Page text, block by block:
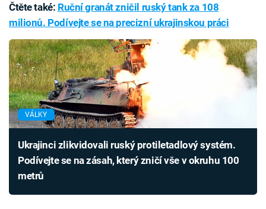
Čtěte také: Ruční granát zničil ruský tank za 108
milionů. Podívejte se na precizní ukrajinskou práci
VÁLKY
Ukrajinci zlikvidovali ruský protiletadlový systém.
Podívejte se na zásah, který zničí vše v okruhu 100
metrů